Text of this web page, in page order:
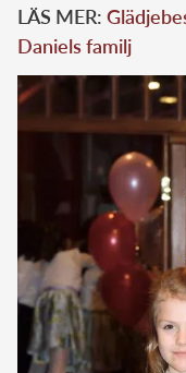
LÄS MER:
Daniels familj